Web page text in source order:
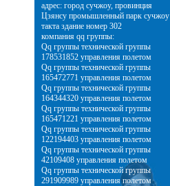
адрес: город сучжоу, провинция
Цзянсу промышленный парк сучжоу
такта здание номер 302
компания qq группы:
Qq группы технической группы
178531852 управления полетом
Qq группы технической группы
165472771 управления полетом
Qq группы технической группы
164344320 управления полетом
Qq группы технической группы
165471221 управления полетом
Qq группы технической группы
122194403 управления полетом
Qq группы технической группы
42109408 управления полетом
Qq группы технической группы
291909989 управления полетом